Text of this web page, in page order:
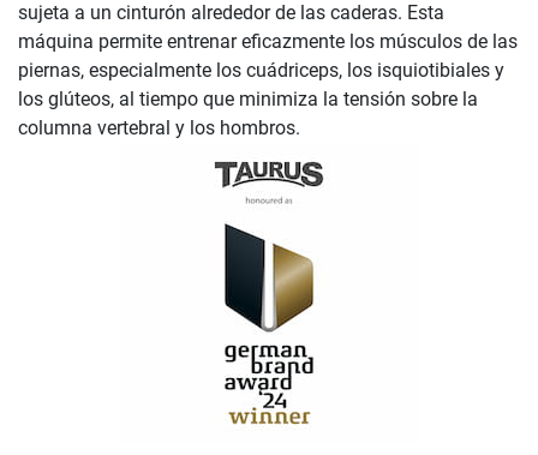
sujeta a un cinturón alrededor de las caderas. Esta
máquina permite entrenar eficazmente los músculos de las
piernas, especialmente los cuádriceps, los isquiotibiales y
los glúteos, al tiempo que minimiza la tensión sobre la
columna vertebral y los hombros.